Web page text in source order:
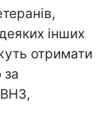
інших
отримати